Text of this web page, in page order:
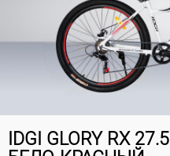
IDGI GLORY RX 27.5